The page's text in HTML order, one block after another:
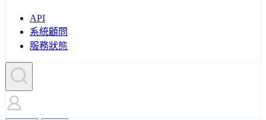
API
系統顧問
服務狀態